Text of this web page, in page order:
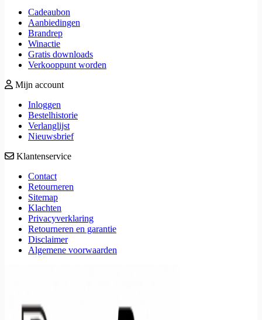
Cadeaubon
Aanbiedingen
Brandrep
Winactie
Gratis downloads
Verkooppunt worden
Mijn account
Inloggen
Bestelhistorie
Verlanglijst
Nieuwsbrief
Klantenservice
Contact
Retourneren
Sitemap
Klachten
Privacyverklaring
Retourneren en garantie
Disclaimer
Algemene voorwaarden